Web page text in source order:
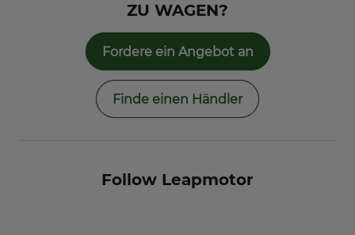
ZU WAGEN?
Fordere ein Angebot an
Finde einen Händler
Follow Leapmotor